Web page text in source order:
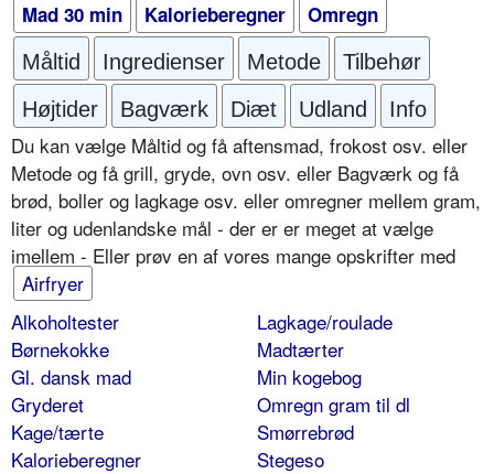
Mad 30 min
Kalorieberegner Omregn
Måltid Ingredienser Metode
Tilbehør
Højtider
Bagværk Diæt Udland Info
Du kan vælge Måltid og få aftensmad, frokost osv. eller
Metode og få grill, gryde, ovn osv. eller Bagværk og få
brød, boller og lagkage osv. eller omregner mellem gram,
liter og udenlandske mål - der er er meget at vælge
imellem - Eller prøv en af vores mange opskrifter med
Airfryer
Alkoholtester
Børnekokke
Gl. dansk mad
Gryderet
Kage/tærte
Kalorieberegner
Lagkage/roulade
Madtærter
Min kogebog
Omregn gram til dl
Smørrebrød
Stegeso